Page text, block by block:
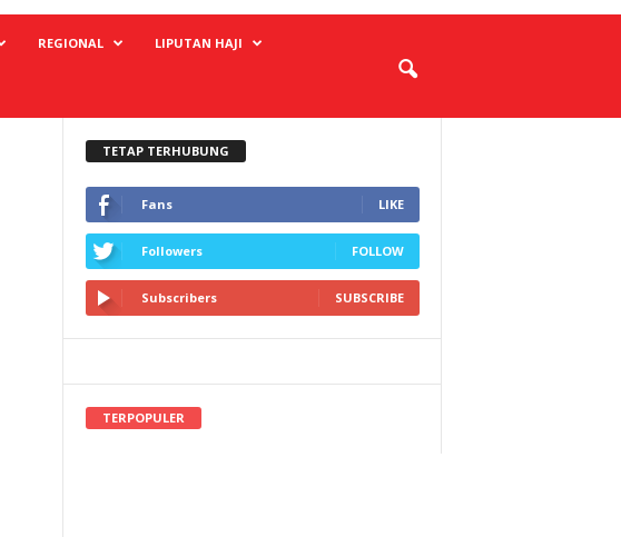
REGIONAL LIPUTAN HAJI
TETAP TERHUBUNG
Fans LIKE
Followers FOLLOW
Subscribers SUBSCRIBE
TERPOPULER